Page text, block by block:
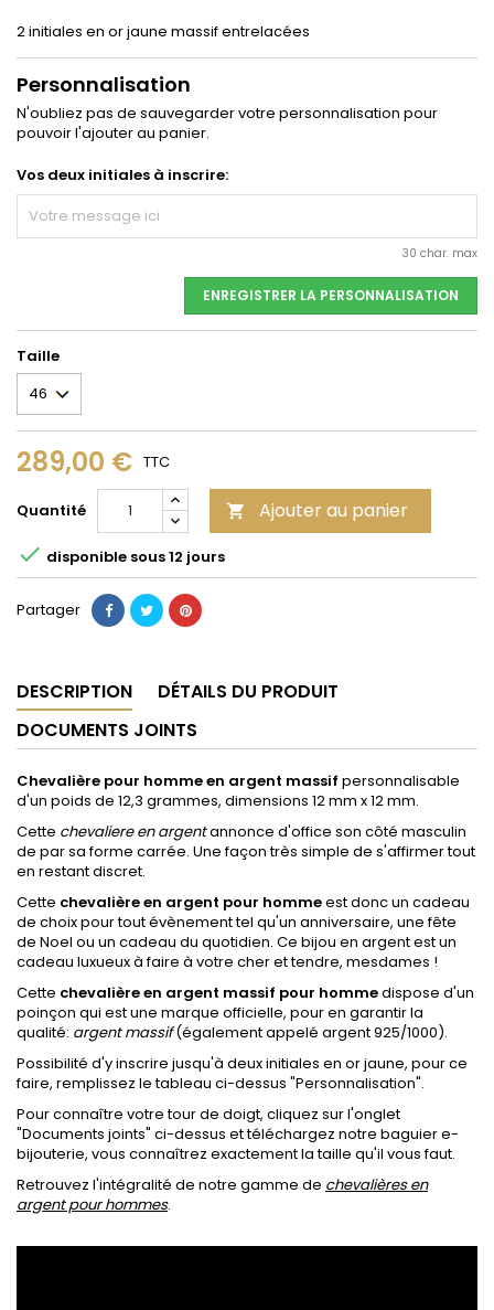
2 initiales en or jaune massif entrelacées
Personnalisation
N'oubliez pas de sauvegarder votre personnalisation pour
pouvoir l'ajouter au panier.
Vos deux initiales à inscrire:
30 char. max
ENREGISTRER LA PERSONNALISATION
Taille
289,00 € TTC
Quantité  Ajouter au panier
 disponible sous 12 jours
Partager
DESCRIPTION
DÉTAILS DU PRODUIT
DOCUMENTS JOINTS
Chevalière pour homme en argent massif personnalisable
d'un poids de 12,3 grammes, dimensions 12 mm x 12 mm.
Cette chevaliere en argentannonce d'office son côté masculin
de par sa forme carrée. Une façon très simple de s'affirmer tout
en restant discret.
Cette chevalière en argent pour hommeest donc un cadeau
de choix pour tout évènement tel qu'un anniversaire, une fête
de Noel ou un cadeau du quotidien. Ce bijou en argent est un
cadeau luxueux à faire à votre cher et tendre, mesdames !
Cette chevalière en argent massif pour hommedispose d'un
poinçon qui est une marque officielle, pour en garantir la
qualité: argent massif(également appelé argent 925/1000).
Possibilité d'y inscrire jusqu'à deux initiales en or jaune, pour ce
faire, remplissez le tableau ci-dessus "Personnalisation".
Pour connaître votre tour de doigt, cliquez sur l'onglet
"Documents joints" ci-dessus et téléchargez notre baguier e-
bijouterie, vous connaîtrez exactement la taille qu'il vous faut.
Retrouvez l'intégralité de notre gamme de chevalières en
argent pour hommes.